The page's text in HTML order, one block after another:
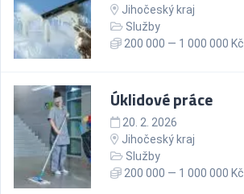
Jihočeský kraj
Služby
200 000 — 1 000 000 Kč
Úklidové práce
20. 2. 2026
Jihočeský kraj
Služby
200 000 — 1 000 000 Kč